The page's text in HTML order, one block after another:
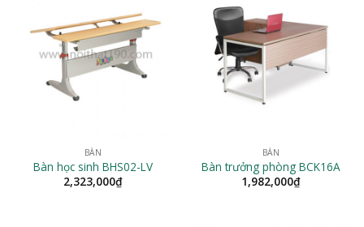
BÀN
Bàn học sinh BHS02-LV
2,323,000₫
BÀN
Bàn trưởng phòng BCK16A
1,982,000₫